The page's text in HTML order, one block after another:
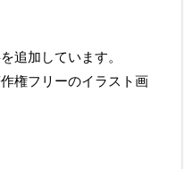
追加しています。
権フリーのイラスト画